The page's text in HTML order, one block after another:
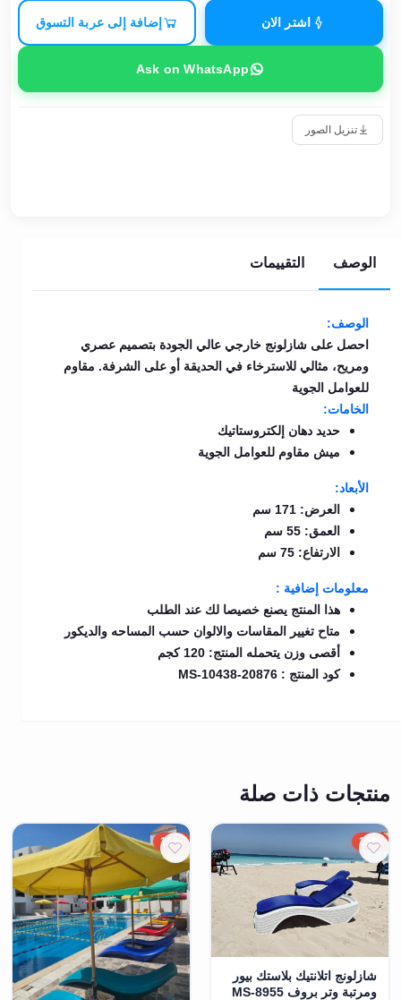
اشتر الان إضافة إلى عربة التسوق
Ask on WhatsApp
تنزيل الصور
الوصف التقييمات
الوصف:
احصل على شازلونج خارجي عالي الجودة بتصميم عصري
ومريح، مثالي للاسترخاء في الحديقة أو على الشرفة. مقاوم
للعوامل الجوية
الخامات:
حديد دهان إلكتروستاتيك
ميش مقاوم للعوامل الجوية
الأبعاد:
العرض: 171 سم
العمق: 55 سم
الارتفاع: 75 سم
معلومات إضافية :
هذا المنتج يصنع خصيصا لك عند الطلب
متاح تغيير المقاسات والالوان حسب المساحه والديكور
أقصى وزن يتحمله المنتج: 120 كجم
كود المنتج : MS-10438-20876
منتجات ذات صلة
15%
شازلونج اتلانتيك بلاستك بيور
ومرتبة وتر بروف MS-8955
15%